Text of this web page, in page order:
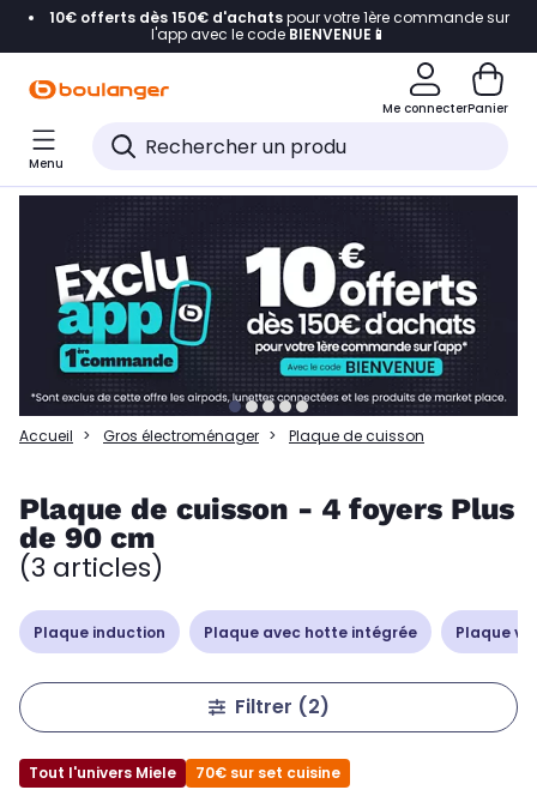
Accéder directement à la navigation
Accéder directement à la liste des produits
Accéder directement au contenu
Accéder directement au pied de page
Accéder directement au chatbot
10€ offerts dès 150€ d'achatspour votre 1ère commande sur
l'app avec le code BIENVENUE📱
Me connecterPanier
Menu
Accueil Gros électroménager Plaque de cuisson
Plaque de cuisson - 4 foyers Plus
de 90 cm
(3 articles)
Plaque induction Plaque avec hotte intégrée Plaque
Filtrer (2)
Tout l'univers Miele 70€ sur set cuisine